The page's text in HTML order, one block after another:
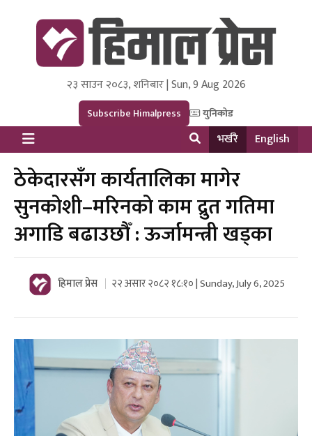
Himal Press
Dot NewsyNepal Media and Research Pvt Ltd.
२३ साउन २०८३, शनिबार | Sun, 9 Aug 2026
Subscribe Himalpress युनिकोड
भर्खरै English
ठेकेदारसँग कार्यतालिका मागेर
सुनकोशी–मरिनको काम द्रुत गतिमा
अगाडि बढाउछौँ : ऊर्जामन्त्री खड्का
हिमाल प्रेस २२ असार २०८२ १८:१० | Sunday, July 6, 2025